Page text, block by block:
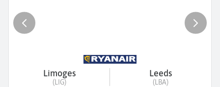
Limoges
(LIG)
Leeds
(LBA)